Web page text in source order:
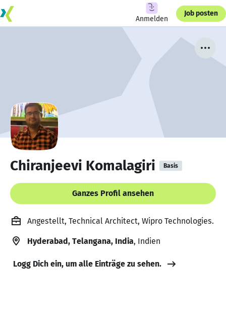
Anmelden
Job posten
Chiranjeevi Komalagiri Basis
Ganzes Profil ansehen
Angestellt, Technical Architect, Wipro Technologies.
Hyderabad, Telangana, India, Indien
Logg Dich ein, um alle Einträge zu sehen.